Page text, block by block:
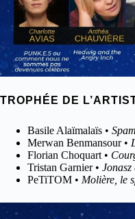
TROPHÉE DE
Basile Alaïmalaïs •
Merwan Benmansour •
Florian Choquart •
Tristan Garnier •
PeTiTOM • Molière, le